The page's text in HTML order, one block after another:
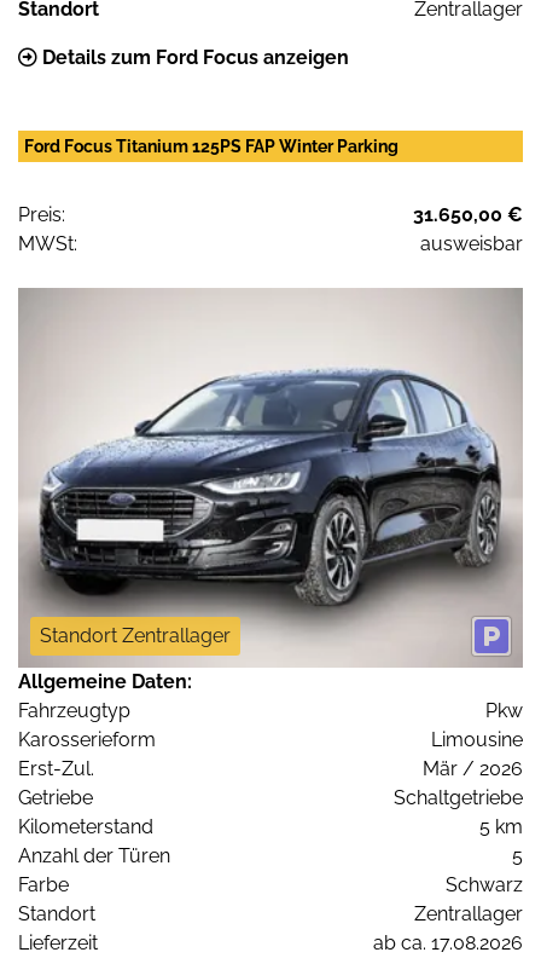
Standort Zentrallager
Details zum Ford Focus anzeigen
Ford Focus Titanium 125PS FAP Winter Parking
Preis:
31.650,00 €
MWSt:
ausweisbar
Standort Zentrallager
Allgemeine Daten:
Fahrzeugtyp
Pkw
Karosserieform
Limousine
Erst-Zul.
Mär / 2026
Getriebe
Schaltgetriebe
Kilometerstand
5 km
Anzahl der Türen
5
Farbe
Schwarz
Standort
Zentrallager
Lieferzeit
ab ca. 17.08.2026